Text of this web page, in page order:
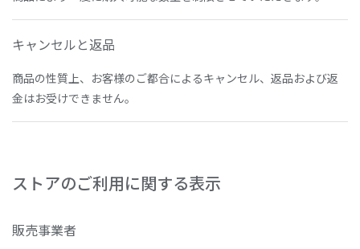
キャンセルと返品
商品の性質上、お客様のご都合によるキャンセル、返品および返
金はお受けできません。
ストアのご利用に関する表示
販売事業者